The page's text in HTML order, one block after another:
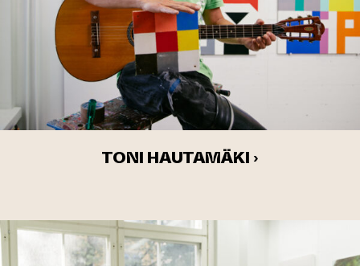
TONI HAUTAMÄKI ›